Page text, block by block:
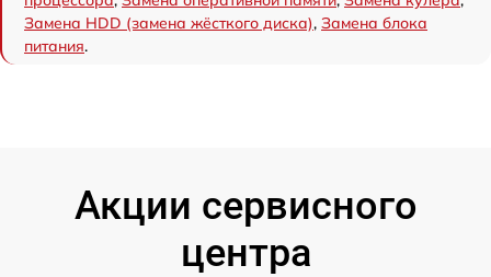
Замена HDD (замена жёсткого диска), Замена блока
питания.
Акции сервисного
центра